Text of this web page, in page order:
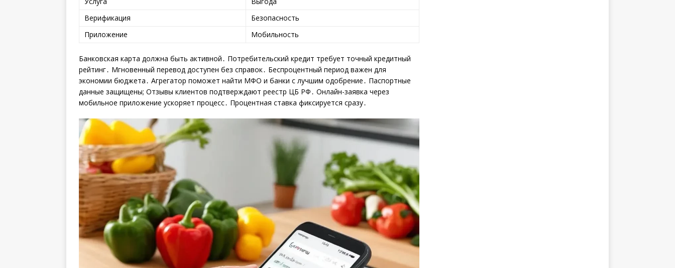
Верификация
Безопасность
Приложение
Мобильность
Банковская карта должна быть активной․ Потребительский кредит требует точный кредитный
рейтинг․ Мгновенный перевод доступен без справок․ Беспроцентный период важен для
экономии бюджета․ Агрегатор поможет найти МФО и банки с лучшим одобрение․ Паспортные
данные защищены; Отзывы клиентов подтверждают реестр ЦБ РФ․ Онлайн-заявка через
мобильное приложение ускоряет процесс․ Процентная ставка фиксируется сразу․